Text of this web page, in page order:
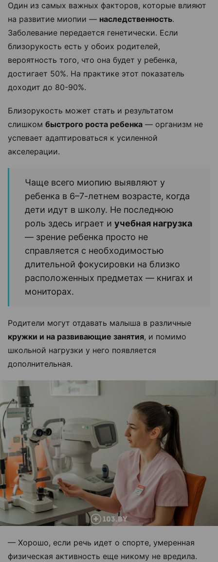
Один из самых важных факторов, которые влияют
на развитие миопии — наследственность.
Заболевание передается генетически. Если
близорукость есть у обоих родителей,
вероятность того, что она будет у ребенка,
достигает 50%. На практике этот показатель
доходит до 80-90%.
Близорукость может стать и результатом
слишком быстрого роста ребенка — организм не
успевает адаптироваться к усиленной
акселерации.
Чаще всего миопию выявляют у
ребенка в 6–7-летнем возрасте, когда
дети идут в школу. Не последнюю
роль здесь играет и учебная нагрузка
— зрение ребенка просто не
справляется с необходимостью
длительной фокусировки на близко
расположенных предметах — книгах и
мониторах.
Родители могут отдавать малыша в различные
кружки и на развивающие занятия, и помимо
школьной нагрузки у него появляется
дополнительная.
— Хорошо, если речь идет о спорте, умеренная
физическая активность еще никому не вредила.